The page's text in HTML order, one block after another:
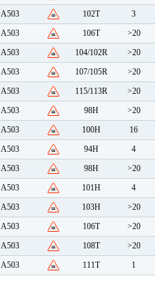
A503 102T 3
A503 106T >20
A503 104/102R >20
A503 107/105R >20
A503 115/113R >20
A503 98H >20
A503 100H 16
A503 94H 4
A503 98H >20
A503 101H 4
A503 103H >20
A503 106T >20
A503 108T >20
A503 111T 1